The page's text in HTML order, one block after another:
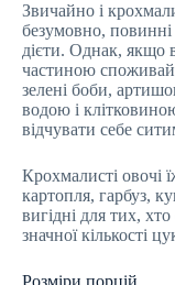
Звичайно і
безумовно,
дієти. Однак, якщо
частиною
зелені боби,
водою і
відчувати себе
Крохмалисті овочі
картопля, гарбуз,
вигідні для тих, хто
значної кількості